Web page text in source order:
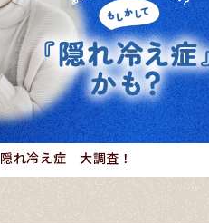
隠れ冷え症 大調査！